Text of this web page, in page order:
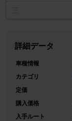
詳細データ
車種情報
カテゴリ
定価
購入価格
入手ルート